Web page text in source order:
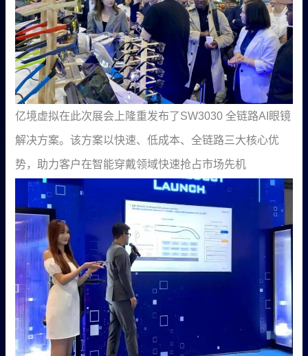
亿境虚拟在此次展会上隆重发布了SW3030 全链路AI眼镜
解决方案。该方案以快速、低成本、全链路三大核心优
势，助力客户在智能穿戴领域快速抢占市场先机